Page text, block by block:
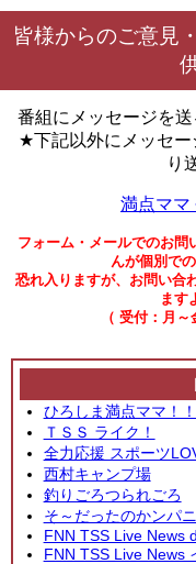
皆様からのご意見
番組にメッセージを
★下記以外にメッセー
り
満点ママ
フォーム・メールでのお問
んが個別で
恐れ入りますが、お問い
ます
（ 受付：月
ひろしま満点ママ！
ＴＳＳ ライク！
全力応援 スポーツ
西村キャンプ場
釣りごろつられごろ
そ～だったのかンパ
FNN TSS Live News
FNN TSS Live News